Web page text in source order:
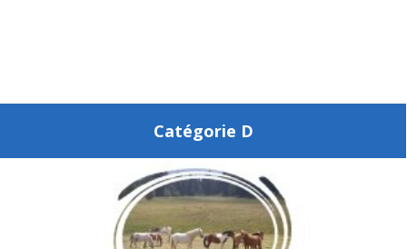
Catégorie D